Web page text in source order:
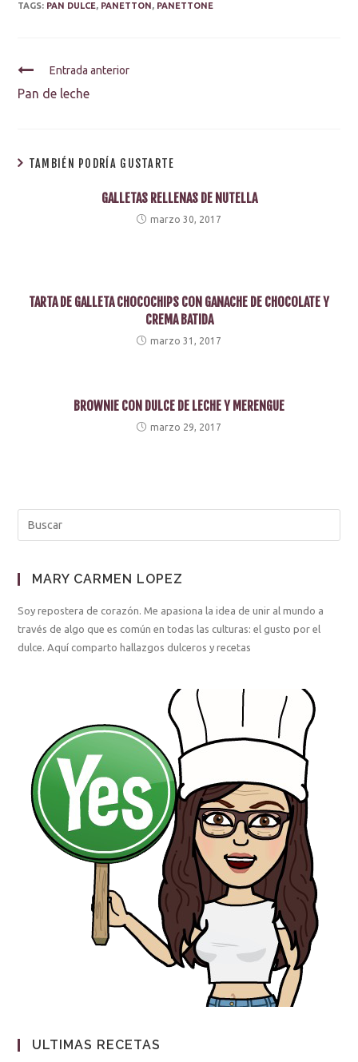
TAGS: PAN DULCE, PANETTON, PANETTONE
Entrada anterior
Pan de leche
TAMBIÉN PODRÍA GUSTARTE
GALLETAS RELLENAS DE NUTELLA
marzo 30, 2017
TARTA DE GALLETA CHOCOCHIPS CON GANACHE DE CHOCOLATE Y
CREMA BATIDA
marzo 31, 2017
BROWNIE CON DULCE DE LECHE Y MERENGUE
marzo 29, 2017
MARY CARMEN LOPEZ
Soy repostera de corazón. Me apasiona la idea de unir al mundo a
través de algo que es común en todas las culturas: el gusto por el
dulce. Aquí comparto hallazgos dulceros y recetas
ULTIMAS RECETAS